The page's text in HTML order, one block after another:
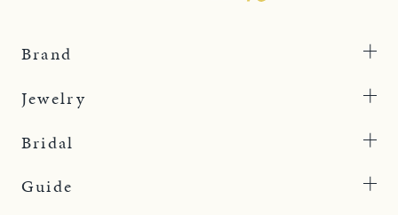
Brand
Jewelry
Bridal
Guide